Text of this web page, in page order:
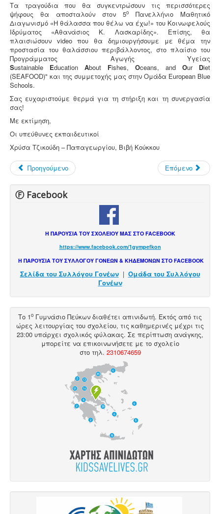
Τα τραγούδια που θα συγκεντρώσουν τις περισσότερες
ψήφους θα αποσταλούν στον 5ο
Πανελλήνιο Μαθητικό
Διαγωνισμό «Η θάλασσα που θέλω να έχω!» του Κοινωφελούς
Ιδρύματος «Αθανάσιος Κ. Λασκαρίδης». Επίσης, θα
πλαισιώσουν video που θα δημιουργήσουμε με θέμα την
προστασία του θαλάσσιου περιβάλλοντος, στο πλαίσιο του
Προγράμματος Αγωγής Υγείας
Sustainable Education About Fishes, Oceans, and Our Diet
(SEAFOOD)" και της συμμετοχής μας στην Ομάδα European Blue
Schools.
Σας ευχαριστούμε θερμά για τη στήριξη και τη συνεργασία
σας!
Με εκτίμηση,
Οι υπεύθυνες εκπαιδευτικοί
Χρύσα Τζικούδη – Παπαγεωργίου, Βιβή Κούκκου
Προηγούμενο Επόμενο
Ⓕ Facebook
Η ΠΑΡΟΥΣΙΑ ΤΟΥ ΣΧΟΛΕΙΟΥ ΜΑΣ ΣΤΟ FACEBOOK
https://www.facebook.com/1gympefkon
Η ΠΑΡΟΥΣΙΑ ΤΟΥ ΣΥΛΛΟΓΟΥ ΓΟΝΕΩΝ & ΚΗΔΕΜΟΝΩΝ ΣΤΟ FACEBOOK
Σελίδα του Συλλόγου Γονέων| Ομάδα του Συλλόγου
Γονέων
Το 1ο Γυμνάσιο Πεύκων διαθέτει απινιδωτή. Εκτός από τις
ώρες λειτουργίας του σχολείου, τις καθημερινές μέχρι τις
23:00 υπάρχει σχολικός φύλακας. Σε περίπτωση ανάγκης,
μπορείτε να επικοινωνήσετε με το σχολείο
στο τηλ. 2310674659